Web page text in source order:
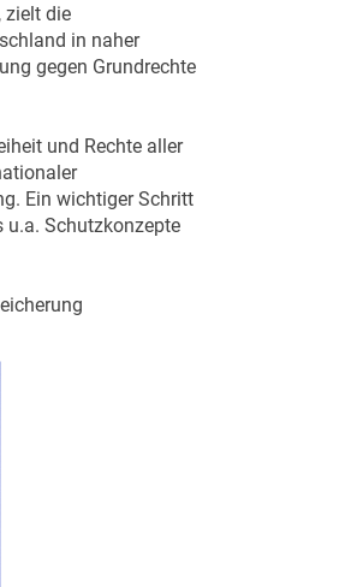
zielt die
in naher
gegen Grundrechte
und Rechte aller
Ein wichtiger Schritt
u.a. Schutzkonzepte